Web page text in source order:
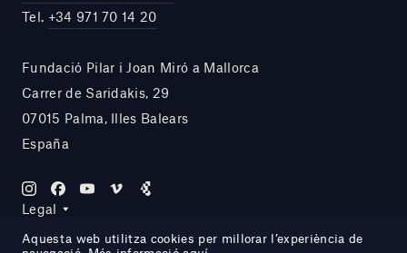
Tel. +34 971 70 14 20
Fundació Pilar i Joan Miró a Mallorca
Carrer de Saridakis, 29
07015 Palma, Illes Balears
España
Legal
Aquesta web utilitza cookies per millorar l’experiència de